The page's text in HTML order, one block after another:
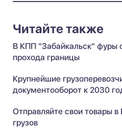
Читайте также
В КПП "Забайкальск" фуры
прохода границы
Крупнейшие
документооборот к 2030
Отправляйте свои товары
грузов